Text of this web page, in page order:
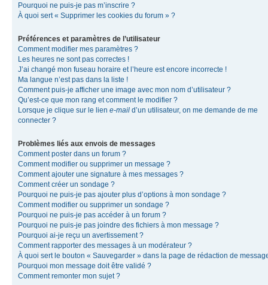
Pourquoi ne puis-je pas m’inscrire ?
À quoi sert « Supprimer les cookies du forum » ?
Préférences et paramètres de l’utilisateur
Comment modifier mes paramètres ?
Les heures ne sont pas correctes !
J’ai changé mon fuseau horaire et l’heure est encore incorrecte !
Ma langue n’est pas dans la liste !
Comment puis-je afficher une image avec mon nom d’utilisateur ?
Qu’est-ce que mon rang et comment le modifier ?
Lorsque je clique sur le lien e-mail d’un utilisateur, on me demande de me
connecter ?
Problèmes liés aux envois de messages
Comment poster dans un forum ?
Comment modifier ou supprimer un message ?
Comment ajouter une signature à mes messages ?
Comment créer un sondage ?
Pourquoi ne puis-je pas ajouter plus d’options à mon sondage ?
Comment modifier ou supprimer un sondage ?
Pourquoi ne puis-je pas accéder à un forum ?
Pourquoi ne puis-je pas joindre des fichiers à mon message ?
Pourquoi ai-je reçu un avertissement ?
Comment rapporter des messages à un modérateur ?
À quoi sert le bouton « Sauvegarder » dans la page de rédaction de
Pourquoi mon message doit être validé ?
Comment remonter mon sujet ?